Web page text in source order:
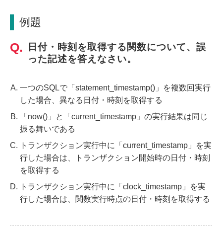
例題
日付・時刻を取得する関数について、誤
った記述を答えなさい。
一つのSQLで「statement_timestamp()」を複数回実行
した場合、異なる日付・時刻を取得する
「now()」と「current_timestamp」の実行結果は同じ
振る舞いである
トランザクション実行中に「current_timestamp」を実
行した場合は、トランザクション開始時の日付・時刻
を取得する
トランザクション実行中に「clock_timestamp」を実
行した場合は、関数実行時点の日付・時刻を取得する